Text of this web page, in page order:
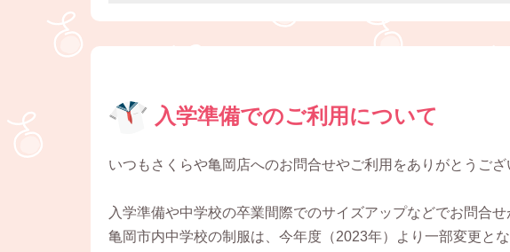
入学準備でのご利用について
いつもさくらや亀岡店へのお問合せやご利用をありがとうござ
入学準備や中学校の卒業間際でのサイズアップなどでお問合せ
亀岡市内中学校の制服は、今年度（2023年）より一部変更と